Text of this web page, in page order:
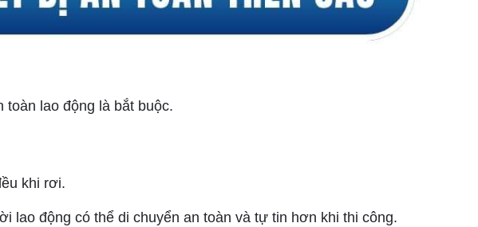
lao động là bắt buộc.
khi rơi.
lao động có thể di chuyển an toàn và tự tin hơn khi thi công.